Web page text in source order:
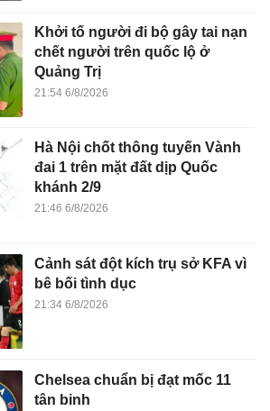
Khởi tố người đi bộ gây tai nạn
chết người trên quốc lộ ở
Quảng Trị
21:54 6/8/2026
Hà Nội chốt thông tuyến Vành
đai 1 trên mặt đất dịp Quốc
khánh 2/9
21:46 6/8/2026
Cảnh sát đột kích trụ sở KFA vì
bê bối tình dục
21:34 6/8/2026
Chelsea chuẩn bị đạt mốc 11
tân binh